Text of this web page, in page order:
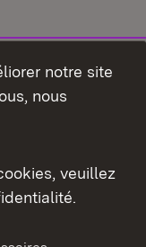
notre site
nous
veuillez